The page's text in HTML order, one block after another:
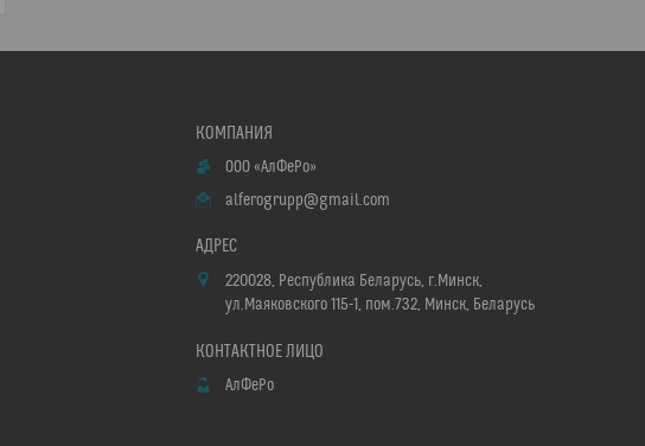
ООО «АлФеРо»
alferogrupp@gmail.com
220028, Республика Беларусь, г.Минск,
ул.Маяковского 115-1, пом.732, Минск, Беларусь
АлФеРо